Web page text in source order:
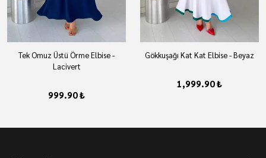
Tek Omuz Üstü Örme Elbise -
Lacivert
999.90 ₺
Gökkuşağı Kat Kat Elbise - Beyaz
1,999.90 ₺